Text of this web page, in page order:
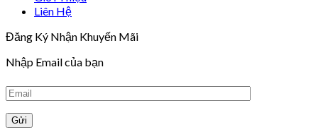
Liên Hệ
Đăng Ký Nhận Khuyến Mãi
Nhập Email của bạn